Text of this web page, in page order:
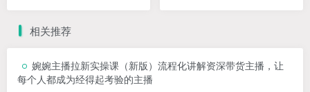
相关推荐
婉婉主播拉新实操课（新版）流程化讲解资深带货主播，让
每个人都成为经得起考验的主播